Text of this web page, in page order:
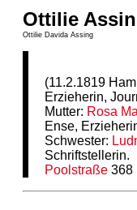
Ottilie
Ottilie Davida Assing
(11.2.1819
Erzieherin,
Mutter: Rosa
Ense,
Schwester:
Schriftstellerin.
Poolstraße 368